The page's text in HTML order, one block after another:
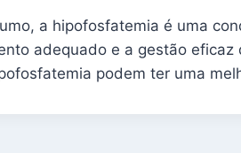
a hipofosfatemia é uma
adequado e a gestão
podem ter uma